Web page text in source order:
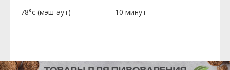
78°c (мэш-аут) 10 минут